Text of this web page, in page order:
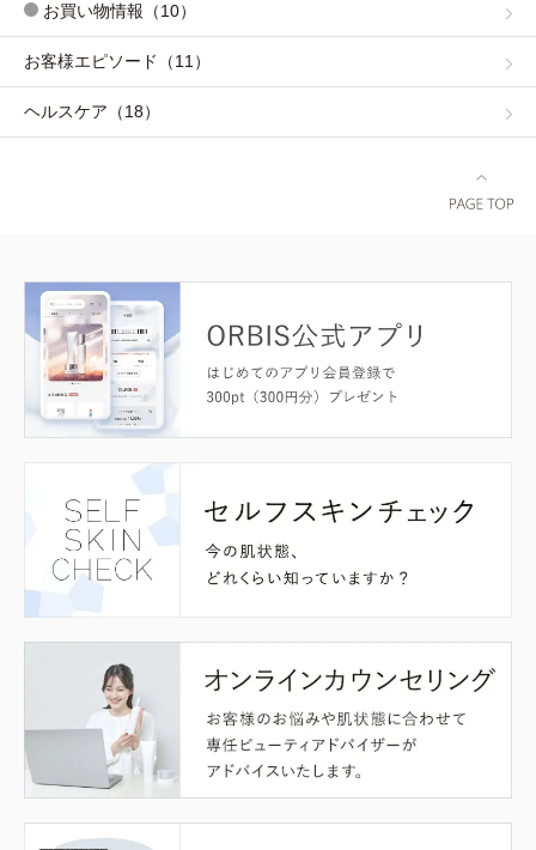
お買い物情報（10）
お客様エピソード（11）
ヘルスケア（18）